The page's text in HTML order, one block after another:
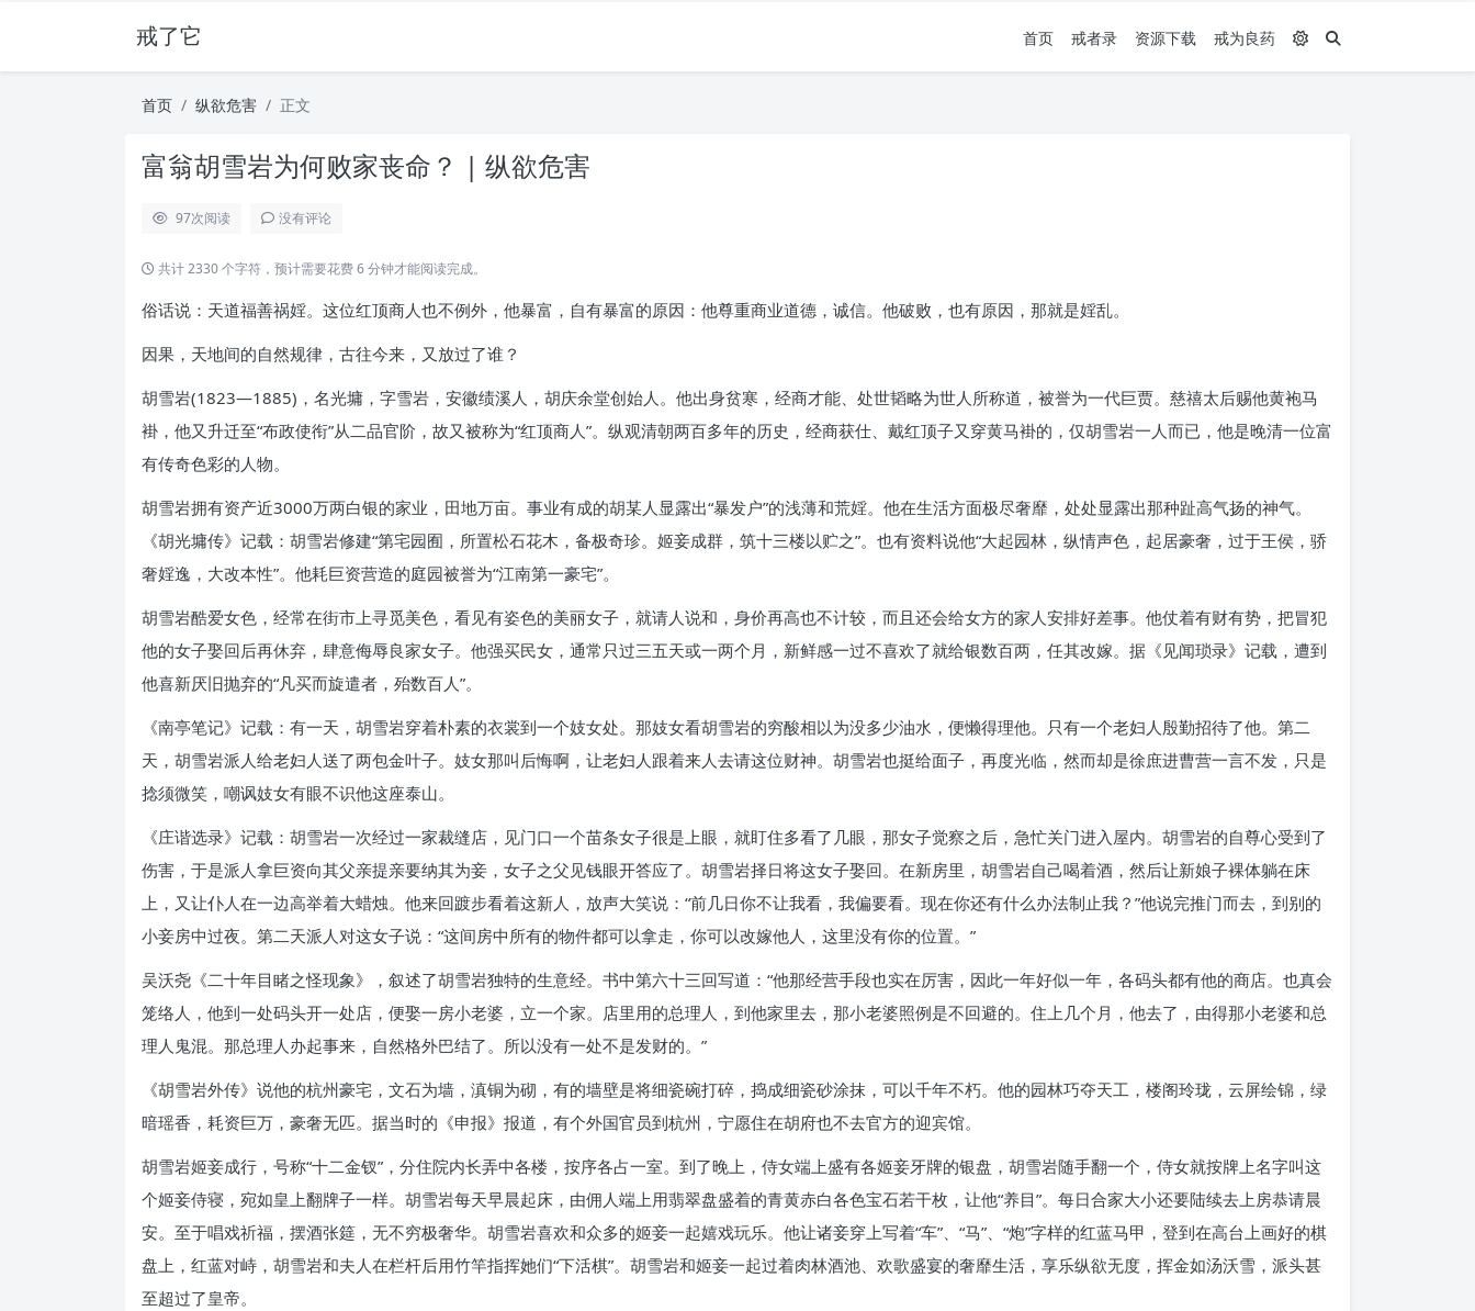
戒了它 首页 戒者录 资源下载 戒为良药
首页 纵欲危害 正文
富翁胡雪岩为何败家丧命？ | 纵欲危害
97次阅读 没有评论
共计 2330 个字符，预计需要花费 6 分钟才能阅读完成。
俗话说：天道福善祸婬。这位红顶商人也不例外，他暴富，自有暴富的原因：他尊重商业道德，诚信。他破败，也有原因，那就是婬乱。
因果，天地间的自然规律，古往今来，又放过了谁？
胡雪岩(1823—1885)，名光墉，字雪岩，安徽绩溪人，胡庆余堂创始人。他出身贫寒，经商才能、处世韬略为世人所称道，被誉为一代巨贾。慈禧太后赐他黄袍马
褂，他又升迁至“布政使衔”从二品官阶，故又被称为“红顶商人”。纵观清朝两百多年的历史，经商获仕、戴红顶子又穿黄马褂的，仅胡雪岩一人而已，他是晚清一位富
有传奇色彩的人物。
胡雪岩拥有资产近3000万两白银的家业，田地万亩。事业有成的胡某人显露出“暴发户”的浅薄和荒婬。他在生活方面极尽奢靡，处处显露出那种趾高气扬的神气。
《胡光墉传》记载：胡雪岩修建“第宅园囿，所置松石花木，备极奇珍。姬妾成群，筑十三楼以贮之”。也有资料说他“大起园林，纵情声色，起居豪奢，过于王侯，骄
奢婬逸，大改本性”。他耗巨资营造的庭园被誉为“江南第一豪宅”。
胡雪岩酷爱女色，经常在街市上寻觅美色，看见有姿色的美丽女子，就请人说和，身价再高也不计较，而且还会给女方的家人安排好差事。他仗着有财有势，把冒犯
他的女子娶回后再休弃，肆意侮辱良家女子。他强买民女，通常只过三五天或一两个月，新鲜感一过不喜欢了就给银数百两，任其改嫁。据《见闻琐录》记载，遭到
他喜新厌旧抛弃的“凡买而旋遣者，殆数百人”。
《南亭笔记》记载：有一天，胡雪岩穿着朴素的衣裳到一个妓女处。那妓女看胡雪岩的穷酸相以为没多少油水，便懒得理他。只有一个老妇人殷勤招待了他。第二
天，胡雪岩派人给老妇人送了两包金叶子。妓女那叫后悔啊，让老妇人跟着来人去请这位财神。胡雪岩也挺给面子，再度光临，然而却是徐庶进曹营一言不发，只是
捻须微笑，嘲讽妓女有眼不识他这座泰山。
《庄谐选录》记载：胡雪岩一次经过一家裁缝店，见门口一个苗条女子很是上眼，就盯住多看了几眼，那女子觉察之后，急忙关门进入屋内。胡雪岩的自尊心受到了
伤害，于是派人拿巨资向其父亲提亲要纳其为妾，女子之父见钱眼开答应了。胡雪岩择日将这女子娶回。在新房里，胡雪岩自己喝着酒，然后让新娘子裸体躺在床
上，又让仆人在一边高举着大蜡烛。他来回踱步看着这新人，放声大笑说：“前几日你不让我看，我偏要看。现在你还有什么办法制止我？”他说完推门而去，到别的
小妾房中过夜。第二天派人对这女子说：“这间房中所有的物件都可以拿走，你可以改嫁他人，这里没有你的位置。”
吴沃尧《二十年目睹之怪现象》，叙述了胡雪岩独特的生意经。书中第六十三回写道：“他那经营手段也实在厉害，因此一年好似一年，各码头都有他的商店。也真会
笼络人，他到一处码头开一处店，便娶一房小老婆，立一个家。店里用的总理人，到他家里去，那小老婆照例是不回避的。住上几个月，他去了，由得那小老婆和总
理人鬼混。那总理人办起事来，自然格外巴结了。所以没有一处不是发财的。”
《胡雪岩外传》说他的杭州豪宅，文石为墙，滇铜为砌，有的墙壁是将细瓷碗打碎，捣成细瓷砂涂抹，可以千年不朽。他的园林巧夺天工，楼阁玲珑，云屏绘锦，绿
暗瑶香，耗资巨万，豪奢无匹。据当时的《申报》报道，有个外国官员到杭州，宁愿住在胡府也不去官方的迎宾馆。
胡雪岩姬妾成行，号称“十二金钗”，分住院内长弄中各楼，按序各占一室。到了晚上，侍女端上盛有各姬妾牙牌的银盘，胡雪岩随手翻一个，侍女就按牌上名字叫这
个姬妾侍寝，宛如皇上翻牌子一样。胡雪岩每天早晨起床，由佣人端上用翡翠盘盛着的青黄赤白各色宝石若干枚，让他“养目”。每日合家大小还要陆续去上房恭请晨
安。至于唱戏祈福，摆酒张筵，无不穷极奢华。胡雪岩喜欢和众多的姬妾一起嬉戏玩乐。他让诸妾穿上写着“车”、“马”、“炮”字样的红蓝马甲，登到在高台上画好的棋
盘上，红蓝对峙，胡雪岩和夫人在栏杆后用竹竿指挥她们“下活棋”。胡雪岩和姬妾一起过着肉林酒池、欢歌盛宴的奢靡生活，享乐纵欲无度，挥金如汤沃雪，派头甚
至超过了皇帝。